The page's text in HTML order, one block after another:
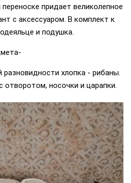
придает великолепное
с аксессуаром. В комплект к
и подушка.
хлопка - рибаны.
отворотом, носочки и царапки.